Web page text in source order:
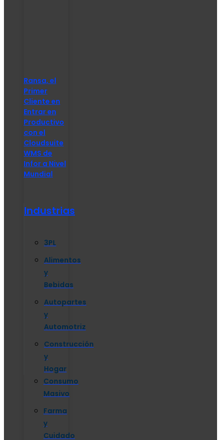
Ransa, el
Primer
Cliente en
Entrar en
Productivo
con el
Cloudsuite
WMS de
Infor a Nivel
Mundial
Industrias
3PL
Alimentos
y
Bebidas
Autopartes
y
Automotriz
Construcción
y
Hogar
Consumo
Masivo
Farma
y
Cuidado